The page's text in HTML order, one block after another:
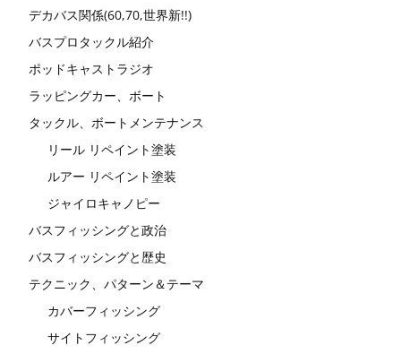
デカバス関係(60,70,世界新!!)
バスプロタックル紹介
ポッドキャストラジオ
ラッピングカー、ボート
タックル、ボートメンテナンス
リール リペイント塗装
ルアー リペイント塗装
ジャイロキャノピー
バスフィッシングと政治
バスフィッシングと歴史
テクニック、パターン＆テーマ
カバーフィッシング
サイトフィッシング